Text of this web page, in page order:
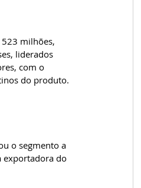
milhões,
liderados
com o
do produto.
o segmento a
exportadora do